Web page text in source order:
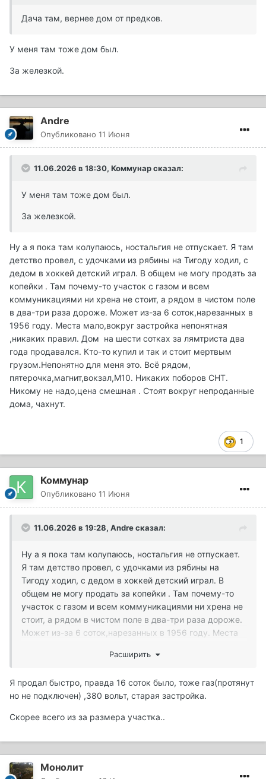
Дача там, вернее дом от предков.
У меня там тоже дом был.
За железкой.
Andre
Опубликовано 11 Июня
11.06.2026 в 18:30, Коммунарсказал:
У меня там тоже дом был.
За железкой.
Ну а я пока там колупаюсь, ностальгия не отпускает. Я там
детство провел, с удочками из рябины на Тигоду ходил, с
дедом в хоккей детский играл. В общем не могу продать за
копейки . Там почему-то участок с газом и всем
коммуникациями ни хрена не стоит, а рядом в чистом поле
в два-три раза дороже. Может из-за 6 соток,нарезанных в
1956 году. Места мало,вокруг застройка непонятная
,никаких правил. Дом на шести сотках за лямтриста два
года продавался. Кто-то купил и так и стоит мертвым
грузом.Непонятно для меня это. Всё рядом,
пятерочка,магнит,вокзал,М10. Никаких поборов СНТ.
Никому не надо,цена смешная . Стоят вокруг непроданные
дома, чахнут.
1
Коммунар
Опубликовано 11 Июня
11.06.2026 в 19:28, Andreсказал:
Ну а я пока там колупаюсь, ностальгия не отпускает.
Я там детство провел, с удочками из рябины на
Тигоду ходил, с дедом в хоккей детский играл. В
общем не могу продать за копейки . Там почему-то
участок с газом и всем коммуникациями ни хрена не
стоит, а рядом в чистом поле в два-три раза дороже.
Может из-за 6 соток,нарезанных в 1956 году. Места
Дом на шести сотках за лямтриста два года
грузом.Непонятно для меня это. Всё рядом,
пятерочка,магнит,вокзал,М10. Никаких поборов СНТ.
непроданные дома, чахнут.
Расширить
Я продал быстро, правда 16 соток было, тоже газ(протянут
но не подключен) ,380 вольт, старая застройка.
Скорее всего из за размера участка..
Монолит